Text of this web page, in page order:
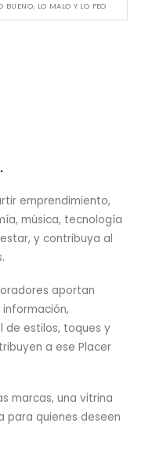
BUENO, LO MALO Y LO FEO
emprendimiento,
música, tecnología
y contribuya al
aportan
de estilos, toques y
a ese Placer
marcas, una vitrina
para quienes deseen